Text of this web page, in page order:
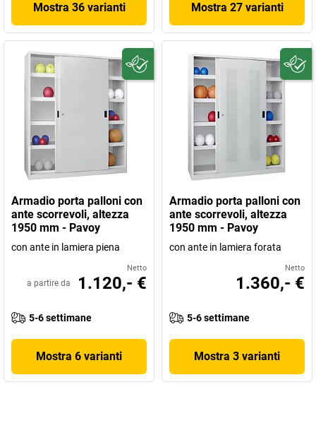
Mostra 36 varianti Mostra 27 varianti
Armadio porta palloni con
ante scorrevoli, altezza
1950 mm - Pavoy
con ante in lamiera piena
Netto
a partire da 1.120,- €
5-6 settimane
Mostra 6 varianti
Armadio porta palloni con
ante scorrevoli, altezza
1950 mm - Pavoy
con ante in lamiera forata
Netto
1.360,- €
5-6 settimane
Mostra 3 varianti